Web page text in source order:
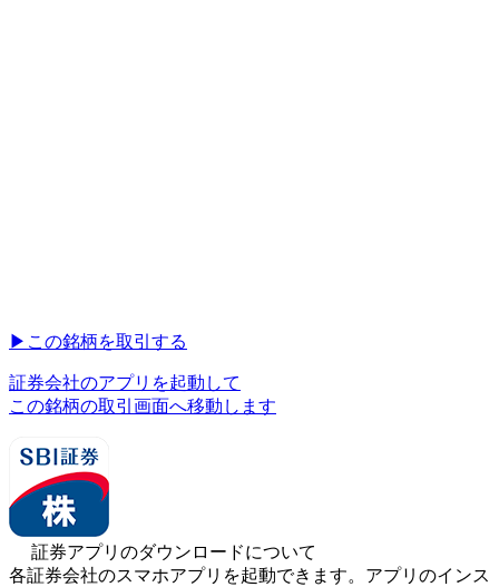
▶︎ この銘柄を取引する
証券会社のアプリを起動して
この銘柄の取引画面へ移動します
証券アプリのダウンロードについて
各証券会社のスマホアプリを起動できます。アプリのインス